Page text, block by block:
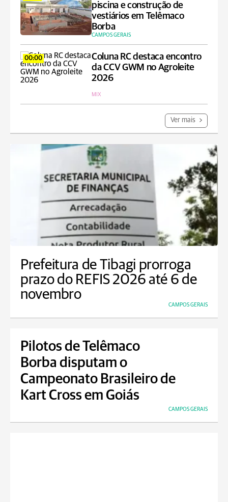
piscina e construção de
vestiários em Telêmaco
Borba
CAMPOS GERAIS
00:00
Coluna RC destaca encontro
da CCV GWM no Agroleite
2026
MIX
Ver mais
Prefeitura de Tibagi prorroga
prazo do REFIS 2026 até 6 de
novembro
CAMPOS GERAIS
Pilotos de Telêmaco
Borba disputam o
Campeonato Brasileiro de
Kart Cross em Goiás
CAMPOS GERAIS